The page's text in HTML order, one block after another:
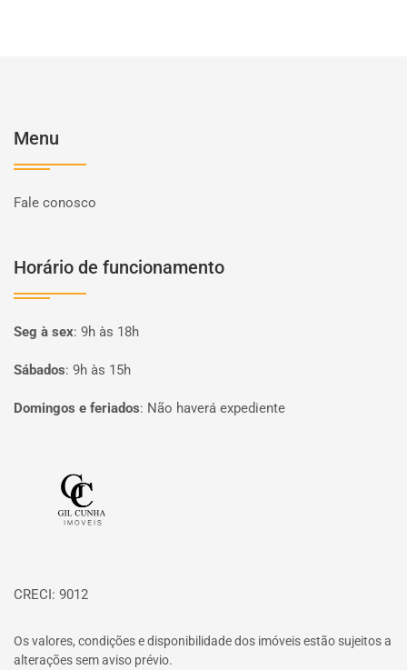
Menu
Fale conosco
Horário de funcionamento
Seg à sex: 9h às 18h
Sábados: 9h às 15h
Domingos e feriados: Não haverá expediente
CRECI: 9012
Os valores, condições e disponibilidade dos imóveis estão sujeitos a
alterações sem aviso prévio.